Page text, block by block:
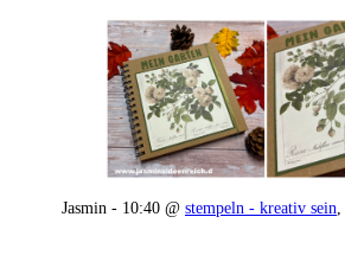
Jasmin - 10:40 @ stempeln - kreativ sein